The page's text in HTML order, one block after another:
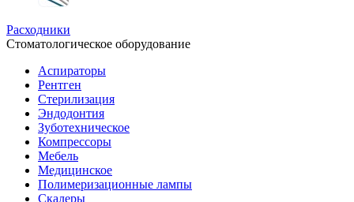
Расходники
Стоматологическое оборудование
Аспираторы
Рентген
Стерилизация
Эндодонтия
Зуботехническое
Компрессоры
Мебель
Медицинское
Полимеризационные лампы
Скалеры